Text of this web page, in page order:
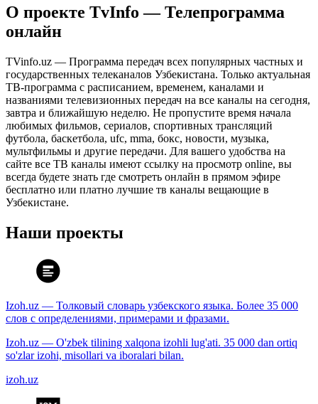
О проекте TvInfo — Телепрограмма
онлайн
TVinfo.uz — Программа передач всех популярных частных и
государственных телеканалов Узбекистана. Только актуальная
ТВ-программа с расписанием, временем, каналами и
названиями телевизионных передач на все каналы на сегодня,
завтра и ближайшую неделю. Не пропустите время начала
любимых фильмов, сериалов, спортивных трансляций
футбола, баскетбола, ufc, mma, бокс, новости, музыка,
мультфильмы и другие передачи. Для вашего удобства на
сайте все ТВ каналы имеют ссылку на просмотр online, вы
всегда будете знать где смотреть онлайн в прямом эфире
бесплатно или платно лучшие тв каналы вещающие в
Узбекистане.
Наши проекты
Izoh.uz — Толковый словарь узбекского языка. Более 35 000
слов с определениями, примерами и фразами.
Izoh.uz — O'zbek tilining xalqona izohli lug'ati. 35 000 dan ortiq
so'zlar izohi, misollari va iboralari bilan.
izoh.uz